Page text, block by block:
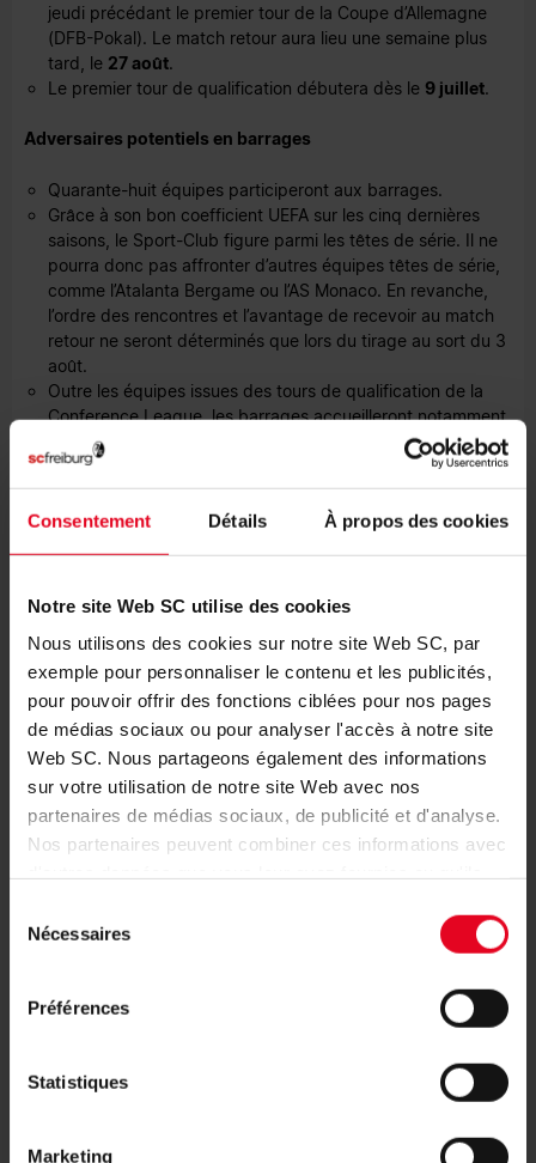
Consentement Détails À propos des cookies
Notre site Web SC utilise des cookies
Nous utilisons des cookies sur notre site Web SC, par
exemple pour personnaliser le contenu et les publicités,
pour pouvoir offrir des fonctions ciblées pour nos pages
de médias sociaux ou pour analyser l'accès à notre site
Web SC. Nous partageons également des informations
sur votre utilisation de notre site Web avec nos
partenaires de médias sociaux, de publicité et d'analyse.
Nos partenaires peuvent combiner ces informations avec
services.
Nécessaires
Préférences
Statistiques
Marketing
jeudi précédant le premier tour de la Coupe d’Allemagne
(DFB-Pokal). Le match retour aura lieu une semaine plus
tard, le 27 août.
Le premier tour de qualification débutera dès le 9 juillet.
Adversaires potentiels en barrages
Quarante-huit équipes participeront aux barrages.
Grâce à son bon coefficient UEFA sur les cinq dernières
saisons, le Sport-Club figure parmi les têtes de série. Il ne
pourra donc pas affronter d’autres équipes têtes de série,
comme l’Atalanta Bergame ou l’AS Monaco. En revanche,
l’ordre des rencontres et l’avantage de recevoir au match
retour ne seront déterminés que lors du tirage au sort du 3
août.
Outre les équipes issues des tours de qualification de la
Conference League, les barrages accueilleront notamment
des clubs éliminés au deuxième tour de qualification de
l’UEFA Europa League ainsi qu’au premier tour de
qualification de l’UEFA Champions League.
17 décembre. Contrairement à l’Europa League et à la
Champions League, la Conference League ne comporte
que six journées de phase de ligue, et non huit.
Les barrages de la phase à élimination directe
commenceront le
18 février 2027
. Les huitièmes de finale
11 mars 2027
. La finale se jouera le 2 juin
2027 au stade Besiktas Park d’Istanbul.
Photo : Marco Bader/HMB/Imago Images
SC-ACTUALITÉS
JULIAN SCHUSTER FAIT LE BILAN DU